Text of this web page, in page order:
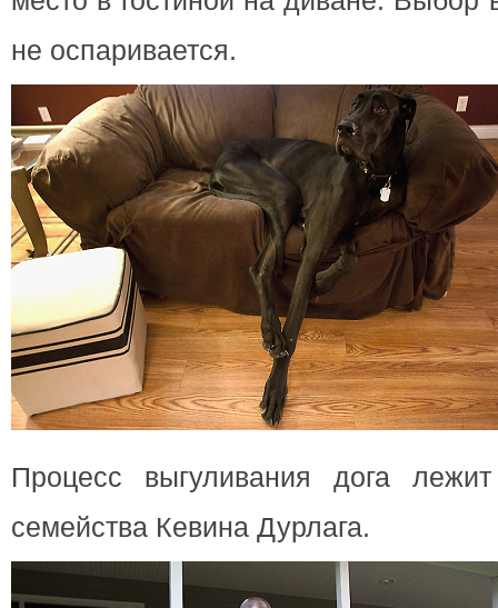
не оспаривается.
Процесс выгуливания дога
семейства Кевина Дурлага.